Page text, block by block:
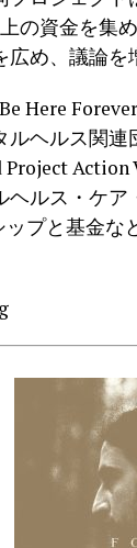
の資金を集
め、議論を
Here
ルヘルス関
Project
ヘルス・ケ
プと基金な